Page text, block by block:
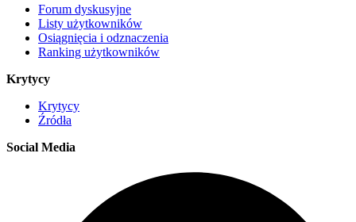
Forum dyskusyjne
Listy użytkowników
Osiągnięcia i odznaczenia
Ranking użytkowników
Krytycy
Krytycy
Źródła
Social Media